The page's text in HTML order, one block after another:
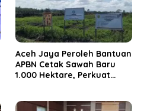
Aceh Jaya Peroleh Bantuan
APBN Cetak Sawah Baru
1.000 Hektare, Perkuat